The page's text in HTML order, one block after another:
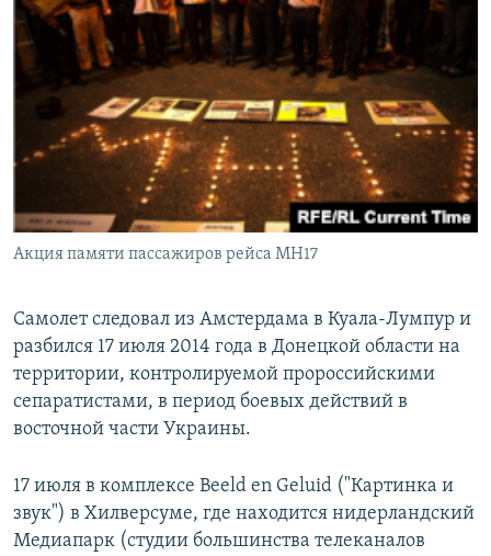
Акция памяти пассажиров рейса MH17
Самолет следовал из Амстердама в Куала-Лумпур и
разбился 17 июля 2014 года в Донецкой области на
территории, контролируемой пророссийскими
сепаратистами, в период боевых действий в
восточной части Украины.
17 июля в комплексе Beeld en Geluid ("Картинка и
звук") в Хилверсуме, где находится нидерландский
Медиапарк (студии большинства телеканалов